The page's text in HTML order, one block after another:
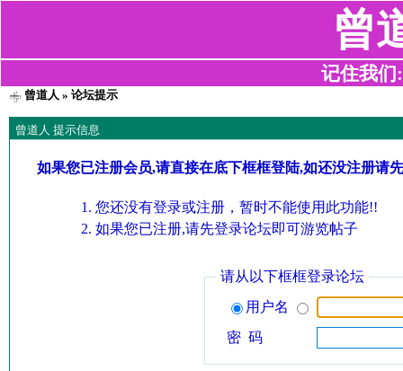
曾
记住我们
曾道人 » 论坛提示
曾道人 提示信息
如果您已注册会员,请直接在底下框框登陆,如还没注册请
您还没有登录或注册，暂时不能使用此功能!!
如果您已注册,请先登录论坛即可游览帖子
请从以下框框登录论坛
用户名
密 码